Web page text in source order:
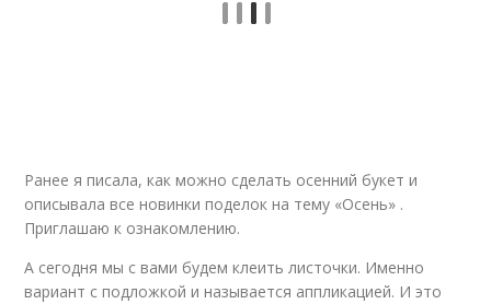
Ранее я писала, как можно сделать осенний букет и
описывала все новинки поделок на тему «Осень» .
Приглашаю к ознакомлению.
А сегодня мы с вами будем клеить листочки. Именно
вариант с подложкой и называется аппликацией. И это